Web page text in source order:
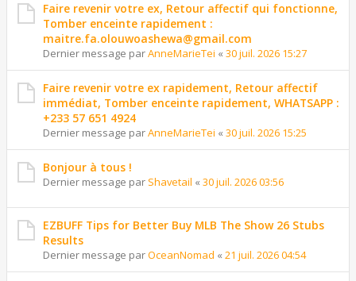
Faire revenir votre ex, Retour affectif qui fonctionne,
Tomber enceinte rapidement :
maitre.fa.olouwoashewa@gmail.com
Dernier message parAnneMarieTei « 30 juil. 2026 15:27
Faire revenir votre ex rapidement, Retour affectif
immédiat, Tomber enceinte rapidement, WHATSAPP :
+233 57 651 4924
Dernier message parAnneMarieTei « 30 juil. 2026 15:25
Bonjour à tous !
Dernier message par Shavetail « 30 juil. 2026 03:56
EZBUFF Tips for Better Buy MLB The Show 26 Stubs
Results
Dernier message parOceanNomad « 21 juil. 2026 04:54